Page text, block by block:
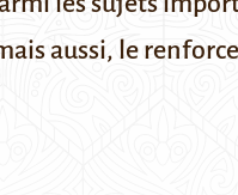
aussi, le